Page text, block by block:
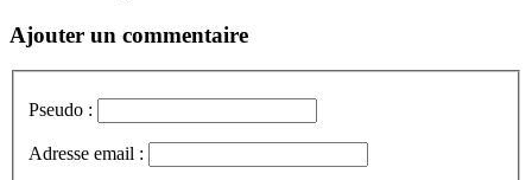
Ajouter un commentaire
Pseudo :
Adresse email :